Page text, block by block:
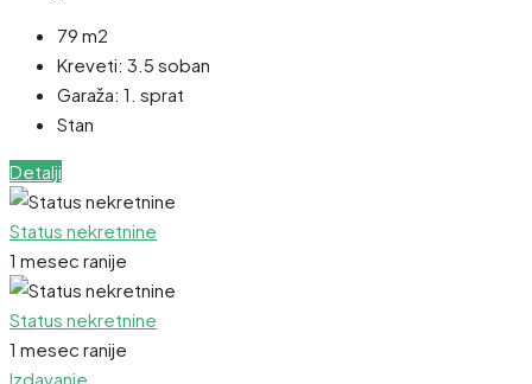
79 m2
Kreveti: 3.5 soban
Garaža: 1. sprat
Stan
Detalji
Status nekretnine
1 mesec ranije
Status nekretnine
1 mesec ranije
Izdavanje